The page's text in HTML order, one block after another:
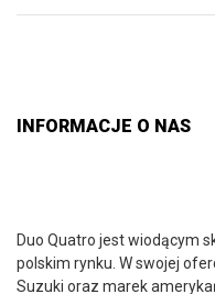
INFORMACJE O NAS
Duo Quatro jest wiodącym
polskim rynku. W swojej
Suzuki oraz marek